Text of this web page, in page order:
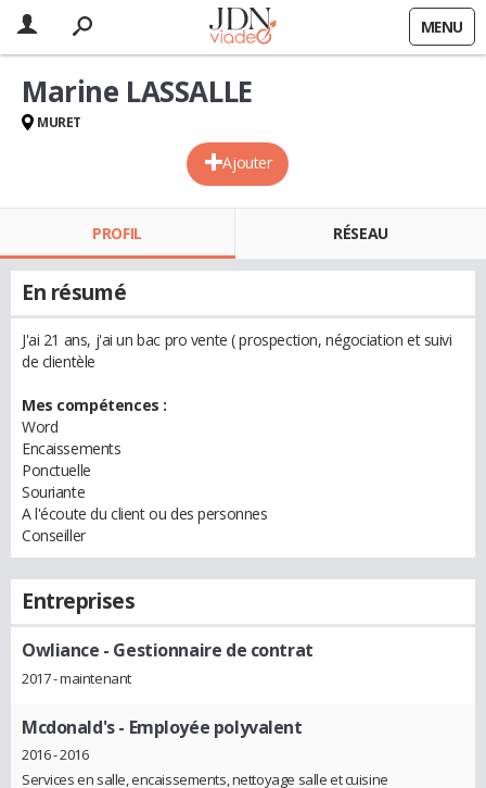
MENU
Ajouter
Marine LASSALLE
MURET
PROFIL RÉSEAU
En résumé
J'ai 21 ans, j'ai un bac pro vente ( prospection, négociation et suivi
de clientèle
Mes compétences :
Word
Encaissements
Ponctuelle
Souriante
A l'écoute du client ou des personnes
Conseiller
Entreprises
Owliance - Gestionnaire de contrat
2017 - maintenant
Mcdonald's- Employée polyvalent
2016 - 2016
Services en salle, encaissements, nettoyage salle et cuisine